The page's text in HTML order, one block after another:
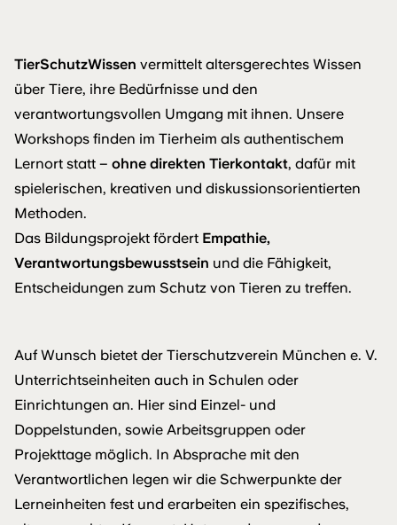
TierSchutzWissen vermittelt altersgerechtes Wissen
über Tiere, ihre Bedürfnisse und den
verantwortungsvollen Umgang mit ihnen. Unsere
Workshops finden im Tierheim als authentischem
Lernort statt – ohne direkten Tierkontakt, dafür mit
spielerischen, kreativen und diskussionsorientierten
Methoden.
Das Bildungsprojekt fördert Empathie,
Verantwortungsbewusstsein und die Fähigkeit,
Entscheidungen zum Schutz von Tieren zu treffen.
Auf Wunsch bietet der Tierschutzverein München e. V.
Unterrichtseinheiten auch in Schulen oder
Einrichtungen an. Hier sind Einzel- und
Doppelstunden, sowie Arbeitsgruppen oder
Projekttage möglich. In Absprache mit den
Verantwortlichen legen wir die Schwerpunkte der
Lerneinheiten fest und erarbeiten ein spezifisches,